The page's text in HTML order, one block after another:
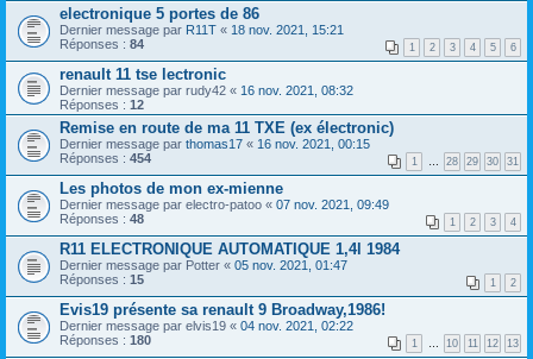
electronique 5 portes de 86
Dernier message par R11T « 18 nov. 2021, 15:21
Réponses : 84 1 2 3 4 5 6
renault 11 tse lectronic
Dernier message par rudy42 « 16 nov. 2021, 08:32
Réponses : 12
Remise en route de ma 11 TXE (ex électronic)
Dernier message par thomas17 « 16 nov. 2021, 00:15
Réponses : 454 1 28 29 30 31
Les photos de mon ex-mienne
Dernier message par electro-patoo « 07 nov. 2021, 09:49
Réponses : 48 1 2 3 4
R11 ELECTRONIQUE AUTOMATIQUE 1,4l 1984
Dernier message par Potter « 05 nov. 2021, 01:47
Réponses : 15 1 2
Evis19 présente sa renault 9 Broadway,1986!
Dernier message par elvis19 « 04 nov. 2021, 02:22
Réponses : 180 1 10 11 12 13